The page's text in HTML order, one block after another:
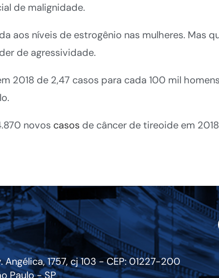
de malignidade.
aos níveis de estrogênio nas mulheres. Mas
de agressividade.
2018 de 2,47 casos para cada 100 mil
novos casos de câncer de tireoide em
Angélica, 1757, cj 103 - CEP: 01227-200
Paulo - SP